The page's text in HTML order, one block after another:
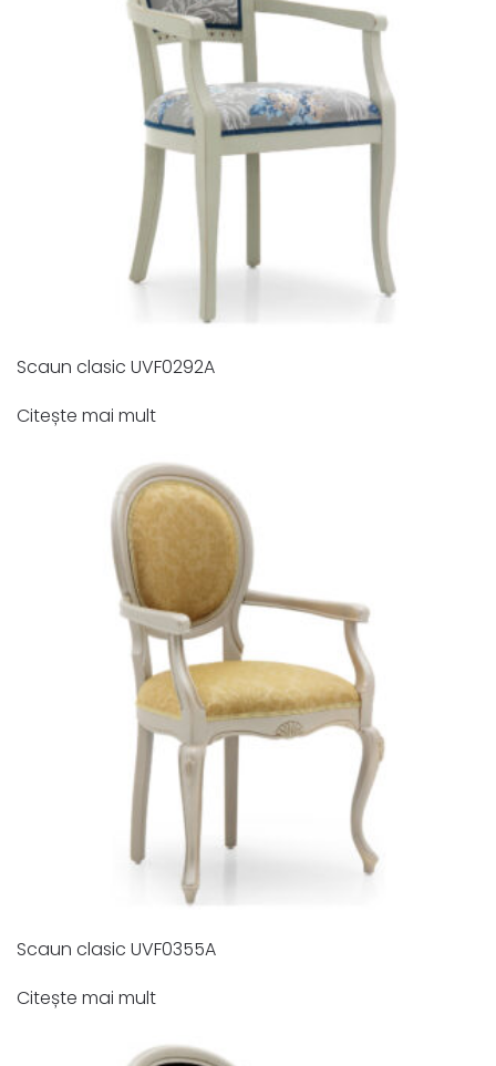
Scaun clasic UVF0292A
Citește mai mult
Scaun clasic UVF0355A
Citește mai mult